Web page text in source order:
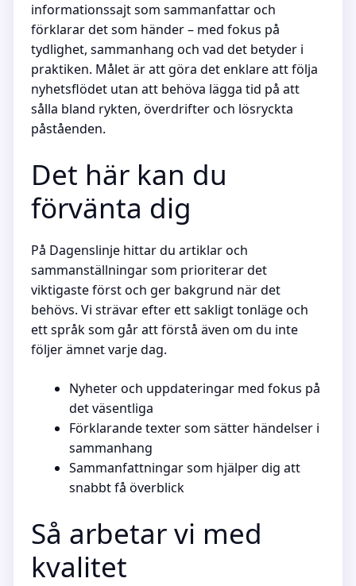
informationssajt som sammanfattar och
förklarar det som händer – med fokus på
tydlighet, sammanhang och vad det betyder i
praktiken. Målet är att göra det enklare att följa
nyhetsflödet utan att behöva lägga tid på att
sålla bland rykten, överdrifter och lösryckta
påståenden.
Det här kan du
förvänta dig
På Dagenslinje hittar du artiklar och
sammanställningar som prioriterar det
viktigaste först och ger bakgrund när det
behövs. Vi strävar efter ett sakligt tonläge och
ett språk som går att förstå även om du inte
följer ämnet varje dag.
Nyheter och uppdateringar med fokus på
det väsentliga
Förklarande texter som sätter händelser i
sammanhang
Sammanfattningar som hjälper dig att
snabbt få överblick
Så arbetar vi med
kvalitet